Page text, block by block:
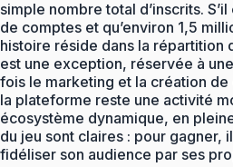
simple nombre total d’inscrits.
de comptes et qu’environ 1,5
histoire réside dans la répartition
est une exception, réservée à
fois le marketing et la création de
la plateforme reste une activité
écosystème dynamique, en
du jeu sont claires : pour gagner,
fidéliser son audience par ses